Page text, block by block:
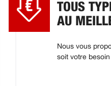
TOUS
AU
Nous vous
soit votre